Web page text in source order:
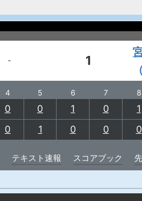
- 1
4 5 6 7 8
0 0 1 0
1
0 1 0 0 0
テキスト速報 スコアブック